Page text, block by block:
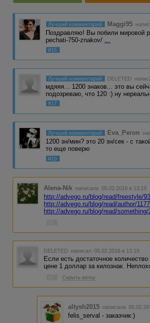
Лучший комментарий Maggi95
Поздравляю! Вы побили мировой
pechati-750-znakov/ ...
#15
Лучший комментарий DELETED
мдяяя... 1200 знаков... это вы
подозреваю, что 120 :) ну
#17
Лучший комментарий Eva_Peron
1200 зн/мин? это 20 зн/сек - с
то еще поверю
#10
Alena-Nik написала 05.02.2016 в 13:19
http://advego.ru/blog/read/freestyle/
http://advego.ru/blog/read/author/
http://advego.ru/blog/read/something/
DELETED написал 05.02.2016 в 13:19
Если есть достаточное
цене 1 доллар за килознак.
Скрыть ветку
altysh2015 написала
felis_serval - заказчик:)